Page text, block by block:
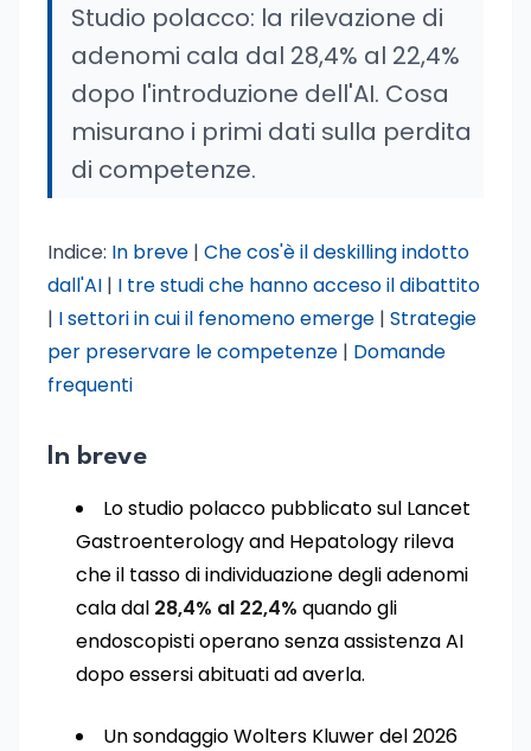
Studio polacco: la rilevazione di
adenomi cala dal 28,4% al 22,4%
dopo l'introduzione dell'AI. Cosa
misurano i primi dati sulla perdita
di competenze.
Indice: In breve | Che cos'è il deskilling indotto
dall'AI | I tre studi che hanno acceso il dibattito
| I settori in cui il fenomeno emerge | Strategie
per preservare le competenze | Domande
frequenti
In breve
Lo studio polacco pubblicato sul Lancet
Gastroenterology and Hepatology rileva
che il tasso di individuazione degli adenomi
cala dal 28,4% al 22,4% quando gli
endoscopisti operano senza assistenza AI
dopo essersi abituati ad averla.
Un sondaggio Wolters Kluwer del 2026